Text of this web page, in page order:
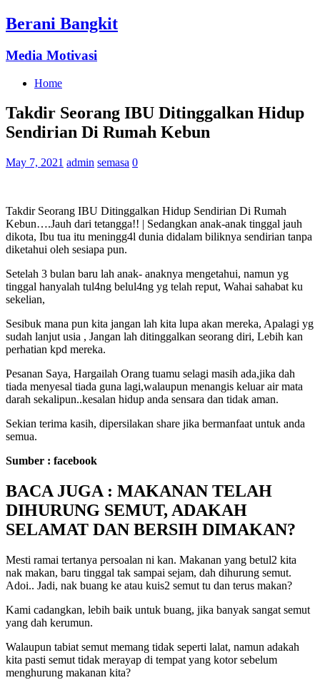
Berani Bangkit
Media Motivasi
Home
Takdir Seorang IBU Ditinggalkan Hidup
Sendirian Di Rumah Kebun
May 7, 2021 admin semasa 0
Takdir Seorang IBU Ditinggalkan Hidup Sendirian Di Rumah
Kebun….Jauh dari tetangga!! | Sedangkan anak-anak tinggal jauh
dikota, Ibu tua itu meningg4l dunia didalam biliknya sendirian tanpa
diketahui oleh sesiapa pun.
Setelah 3 bulan baru lah anak- anaknya mengetahui, namun yg
tinggal hanyalah tul4ng belul4ng yg telah reput, Wahai sahabat ku
sekelian,
Sesibuk mana pun kita jangan lah kita lupa akan mereka, Apalagi yg
sudah lanjut usia , Jangan lah ditinggalkan seorang diri, Lebih kan
perhatian kpd mereka.
Pesanan Saya, Hargailah Orang tuamu selagi masih ada,jika dah
tiada menyesal tiada guna lagi,walaupun menangis keluar air mata
darah sekalipun..kesalan hidup anda sensara dan tidak aman.
Sekian terima kasih, dipersilakan share jika bermanfaat untuk anda
semua.
Sumber : facebook
BACA JUGA : MAKANAN TELAH
DIHURUNG SEMUT, ADAKAH
SELAMAT DAN BERSIH DIMAKAN?
Mesti ramai tertanya persoalan ni kan. Makanan yang betul2 kita
nak makan, baru tinggal tak sampai sejam, dah dihurung semut.
Adoi.. Jadi, nak buang ke atau kuis2 semut tu dan terus makan?
Kami cadangkan, lebih baik untuk buang, jika banyak sangat semut
yang dah kerumun.
Walaupun tabiat semut memang tidak seperti lalat, namun adakah
kita pasti semut tidak merayap di tempat yang kotor sebelum
menghurung makanan kita?